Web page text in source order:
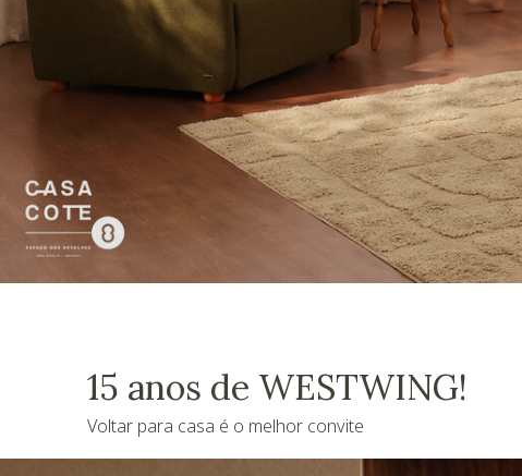
15 anos de WESTWING!
Voltar para casa é o melhor convite